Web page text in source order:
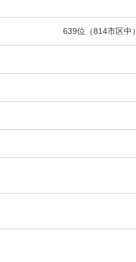
639位（814市区中）